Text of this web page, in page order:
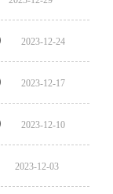
2023-12-24
2023-12-17
2023-12-10
2023-12-03